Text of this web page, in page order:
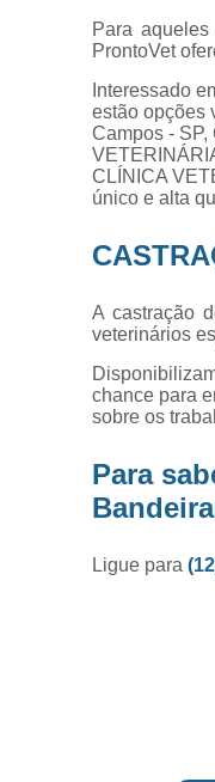
Para
ProntoVet
Interessado
estão opções
Campos -
CLÍNICA
único e alta
A castração
veterinários
chance para
sobre os
Para
Ligue para